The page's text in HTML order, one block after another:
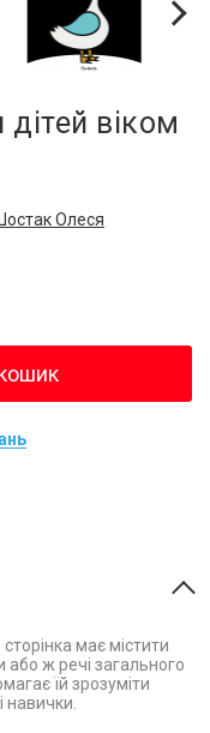
віком
Олеся
має містити
ж речі загального
їй зрозуміти
навички.